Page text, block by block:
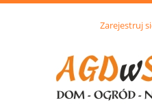
Zarejestruj